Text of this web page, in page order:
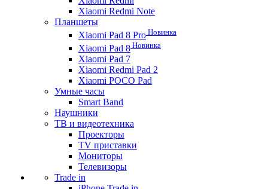
Xiaomi Redmi Note
Планшеты
Xiaomi Pad 8 Pro Новинка
Xiaomi Pad 8 Новинка
Xiaomi Pad 7
Xiaomi Redmi Pad 2
Xiaomi POCO Pad
Умные часы
Smart Band
Наушники
ТВ и видеотехника
Проекторы
TV приставки
Мониторы
Телевизоры
Trade in